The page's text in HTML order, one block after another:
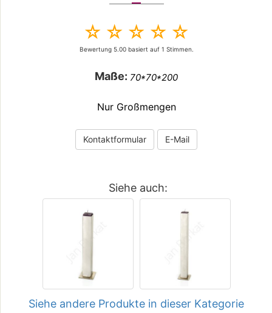
Bewertung 5.00basiert auf 1 Stimmen.
Maße: 70*70*200
Nur Großmengen
Kontaktformular E-Mail
Siehe auch:
Siehe andere Produkte in dieser Kategorie